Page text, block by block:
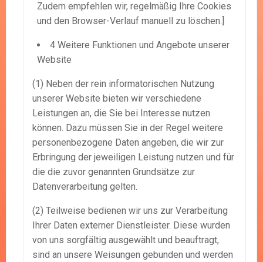
Zudem empfehlen wir, regelmäßig Ihre Cookies
und den Browser-Verlauf manuell zu löschen.]
4 Weitere Funktionen und Angebote unserer
Website
(1) Neben der rein informatorischen Nutzung
unserer Website bieten wir verschiedene
Leistungen an, die Sie bei Interesse nutzen
können. Dazu müssen Sie in der Regel weitere
personenbezogene Daten angeben, die wir zur
Erbringung der jeweiligen Leistung nutzen und für
die die zuvor genannten Grundsätze zur
Datenverarbeitung gelten.
(2) Teilweise bedienen wir uns zur Verarbeitung
Ihrer Daten externer Dienstleister. Diese wurden
von uns sorgfältig ausgewählt und beauftragt,
sind an unsere Weisungen gebunden und werden